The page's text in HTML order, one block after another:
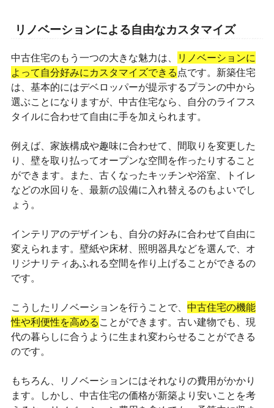
リノベーションによる自由なカスタマイズ
中古住宅のもう一つの大きな魅力は、
リノベーションに
よって自分好みにカスタマイズできる 点です。新築住宅
は、基本的にはデベロッパーが提示するプランの中から
選ぶことになりますが、中古住宅なら、自分のライフス
タイルに合わせて自由に手を加えられます。
例えば、家族構成や趣味に合わせて、間取りを変更した
り、壁を取り払ってオープンな空間を作ったりすること
ができます。また、古くなったキッチンや浴室、トイレ
などの水回りを、最新の設備に入れ替えるのもよいでし
ょう。
インテリアのデザインも、自分の好みに合わせて自由に
変えられます。壁紙や床材、照明器具などを選んで、オ
リジナリティあふれる空間を作り上げることができるの
です。
こうしたリノベーションを行うことで、 中古住宅の機能
性や利便性を高める ことができます。古い建物でも、現
代の暮らしに合うように生まれ変わらせることができる
のです。
もちろん、リノベーションにはそれなりの費用がかかり
ます。しかし、中古住宅の価格が新築より安いことを考